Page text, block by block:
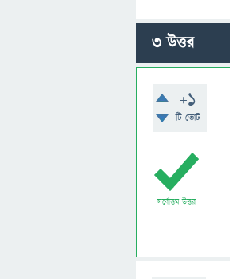
3উত্তর
+1
টি ভোট
সর্বোত্তম উত্তর